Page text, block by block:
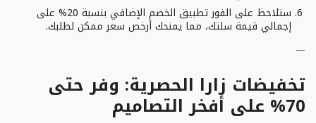
ستلاحظ على الفور تطبيق الخصم الإضافي بنسبة 20% على
إجمالي قيمة سلتك، مما يمنحك أرخص سعر ممكن لطلبك.
—
تخفيضات زارا الحصرية: وفر حتى
70% على أفخر التصاميم